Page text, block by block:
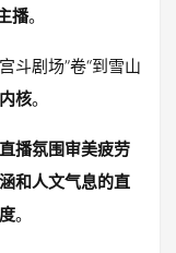
播。
斗剧场”卷“到雪山
核。
播氛围审美疲劳
和人文气息的直
。